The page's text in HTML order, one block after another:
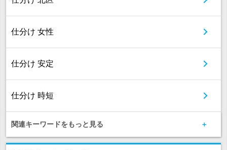
仕分け 女性
仕分け 安定
仕分け 時短
関連キーワードをもっと見る